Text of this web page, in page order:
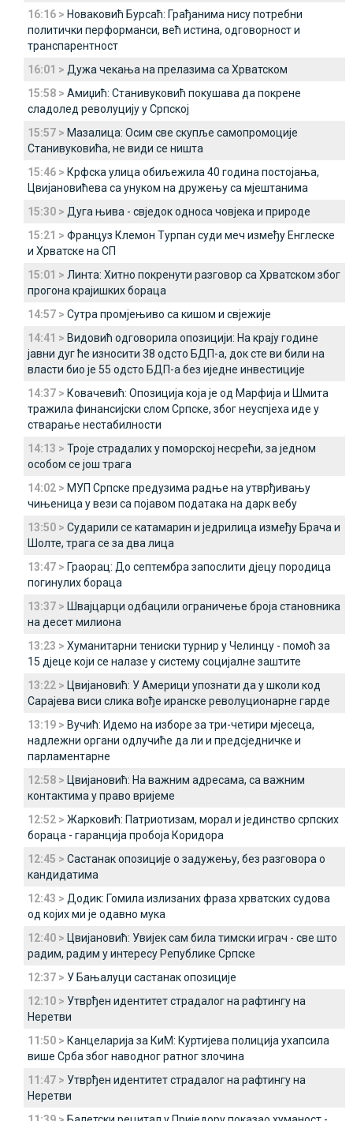
16:16 > Новаковић Бурсаћ: Грађанима нису потребни
политички перформанси, већ истина, одговорност и
транспарентност
16:01 > Дужа чекања на прелазима са Хрватском
15:58 > Амиџић: Станивуковић покушава да покрене
сладолед револуцију у Српској
15:57 > Мазалица: Осим све скупље самопромоције
Станивуковића, не види се ништа
15:46 > Крфска улица обиљежила 40 година постојања,
Цвијановићева са унуком на дружењу са мјештанима
15:30 > Дуга њива - свједок односа човјека и природе
15:21 > Француз Клемон Турпан суди меч између Енглеске
и Хрватске на СП
15:01 > Линта: Хитно покренути разговор са Хрватском због
прогона крајишких бораца
14:57 > Сутра промјењиво са кишом и свјежије
14:41 > Видовић одговорила опозицији: На крају године
јавни дуг ће износити 38 одсто БДП-а, док сте ви били на
власти био је 55 одсто БДП-а без иједне инвестиције
14:37 > Ковачевић: Опозиција која је од Марфија и Шмита
тражила финансијски слом Српске, због неуспјеха иде у
стварање нестабилности
14:13 > Троје страдалих у поморској несрећи, за једном
особом се још трага
14:02 > МУП Српске предузима радње на утврђивању
чињеница у вези са појавом података на дарк вебу
13:50 > Сударили се катамарин и једрилица између Брача и
Шолте, трага се за два лица
13:47 > Граорац: До септембра запослити дјецу породица
погинулих бораца
13:37 > Швајцарци одбацили ограничење броја становника
на десет милиона
13:23 > Хуманитарни тениски турнир у Челинцу - помоћ за
15 дјеце који се налазе у систему социјалне заштите
13:22 > Цвијановић: У Америци упознати да у школи код
Сарајева виси слика вође иранске револуционарне гарде
13:19 > Вучић: Идемо на изборе за три-четири мјесеца,
надлежни органи одлучиће да ли и предсједничке и
парламентарне
12:58 > Цвијановић: На важним адресама, са важним
контактима у право вријеме
12:52 > Жарковић: Патриотизам, морал и јединство српских
бораца - гаранција пробоја Коридора
12:45 > Састанак опозиције о задужењу, без разговора о
кандидатима
12:43 > Додик: Гомила излизаних фраза хрватских судова
од којих ми је одавно мука
12:40 > Цвијановић: Увијек сам била тимски играч - све што
радим, радим у интересу Републике Српске
12:37 > У Бањалуци састанак опозиције
12:10 > Утврђен идентитет страдалог на рафтингу на
Неретви
11:50 > Канцеларија за КиМ: Куртијева полиција ухапсила
више Срба због наводног ратног злочина
11:47 > Утврђен идентитет страдалог на рафтингу на
Неретви